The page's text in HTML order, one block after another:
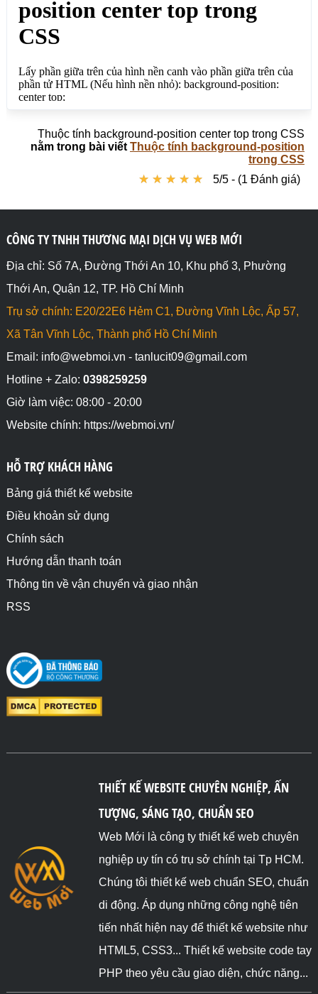
<p><b>Hình gốc:</b></p>
<img src="https://webmoi.vn/thumuc/ceo-bui-tan-
luc.jpg" style="width:100%; height:auto">
</html>
Thuộc tính background-position center top trong CSS
nằm trong bài viết Thuộc tính background-position
trong CSS
★ ★ ★ ★ ★
★ ★ ★ ★ ★ 5/5 - (1 Đánh giá)
CÔNG TY TNHH THƯƠNG MẠI DỊCH VỤ WEB MỚI
Địa chỉ: Số 7A, Đường Thới An 10, Khu phố 3, Phường
Thới An, Quận 12, TP. Hồ Chí Minh
Trụ sở chính: E20/22E6 Hẻm C1, Đường Vĩnh Lộc, Ấp 57,
Xã Tân Vĩnh Lộc, Thành phố Hồ Chí Minh
Email: info@webmoi.vn - tanlucit09@gmail.com
Hotline + Zalo: 0398259259
Giờ làm việc: 08:00 - 20:00
Website chính: https://webmoi.vn/
HỖ TRỢ KHÁCH HÀNG
Bảng giá thiết kế website
Điều khoản sử dụng
Chính sách
Hướng dẫn thanh toán
Thông tin về vận chuyển và giao nhận
RSS
THIẾT KẾ WEBSITE CHUYÊN NGHIỆP, ẤN
TƯỢNG, SÁNG TẠO, CHUẨN SEO
Web Mới là công ty thiết kế web chuyên
nghiệp uy tín có trụ sở chính tại Tp HCM.
Chúng tôi thiết kế web chuẩn SEO, chuẩn
di động. Áp dụng những công nghệ tiên
tiến nhất hiện nay để thiết kế website như
HTML5, CSS3... Thiết kế website code tay
PHP theo yêu cầu giao diện, chức năng...